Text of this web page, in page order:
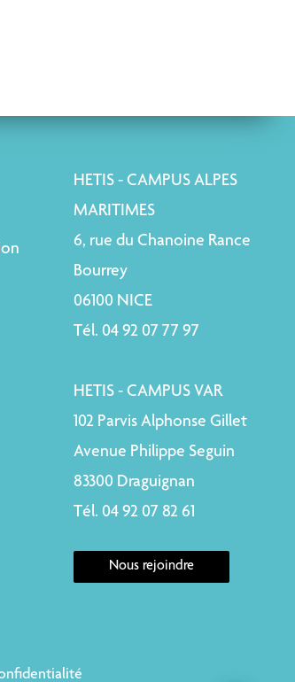
HETIS - CAMPUS ALPES
MARITIMES
6, rue du Chanoine Rance
Bourrey
06100 NICE
Tél. 04 92 07 77 97
HETIS - CAMPUS VAR
102 Parvis Alphonse Gillet
Avenue Philippe Seguin
83300 Draguignan
Tél. 04 92 07 82 61
Nous rejoindre